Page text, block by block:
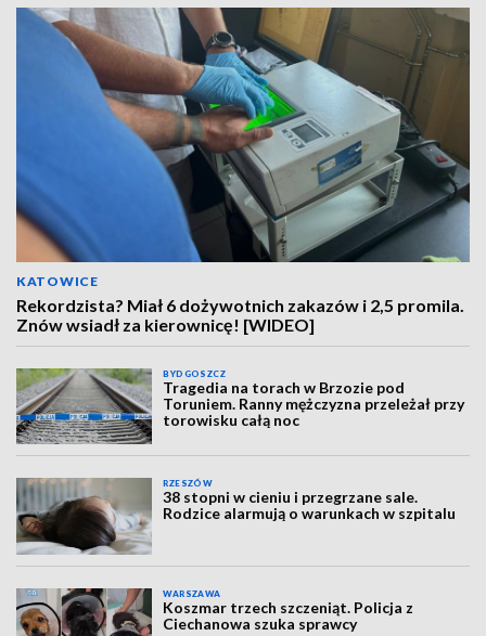
KATOWICE
Rekordzista? Miał 6 dożywotnich zakazów i 2,5 promila.
Znów wsiadł za kierownicę! [WIDEO]
BYDGOSZCZ
Tragedia na torach w Brzozie pod
Toruniem. Ranny mężczyzna przeleżał przy
torowisku całą noc
RZESZÓW
38 stopni w cieniu i przegrzane sale.
Rodzice alarmują o warunkach w szpitalu
WARSZAWA
Koszmar trzech szczeniąt. Policja z
Ciechanowa szuka sprawcy